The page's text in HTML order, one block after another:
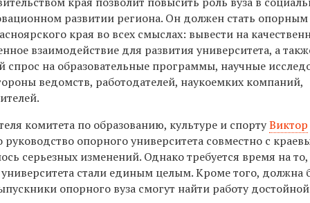
развитии региона. Он должен стать опорным
края во всех смыслах: вывести на
взаимодействие для развития университета, а
спрос на образовательные программы, научные
ведомств, работодателей, наукоемких компаний,
комитета по образованию, культуре и спортуВиктор
руководство опорного университета совместно с
серьезных изменений. Однако требуется время на
стали единым целым. Кроме того, должна
опорного вуза смогут найти работу достойной